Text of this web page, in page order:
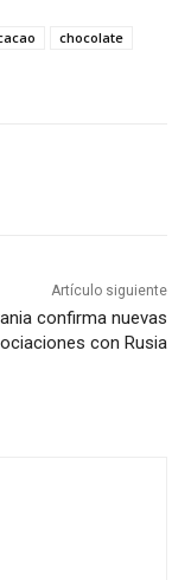
chocolate
Artículo siguiente
confirma nuevas
con Rusia